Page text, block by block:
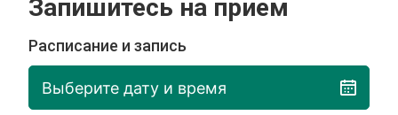
Запишитесь на прием
Расписание и запись
Выберите дату и время